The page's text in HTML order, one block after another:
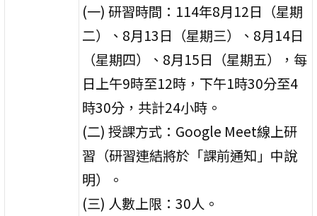
(一) 研習時間：114年8月12日（星期
二）、8月13日（星期三）、8月14日
（星期四）、8月15日（星期五），每
日上午9時至12時，下午1時30分至4
時30分，共計24小時。
(二) 授課方式：Google Meet線上研
習（研習連結將於「課前通知」中說
明）。
(三) 人數上限：30人。